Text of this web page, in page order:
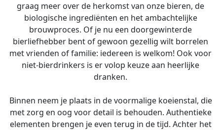
graag meer over de herkomst van onze bieren, de
biologische ingrediënten en het ambachtelijke
brouwproces. Of je nu een doorgewinterde
bierliefhebber bent of gewoon gezellig wilt borrelen
met vrienden of familie: iedereen is welkom! Ook voor
niet-bierdrinkers is er volop keuze aan heerlijke
dranken.
Binnen neem je plaats in de voormalige koeienstal, die
met zorg en oog voor detail is behouden. Authentieke
elementen brengen je even terug in de tijd. Achter het